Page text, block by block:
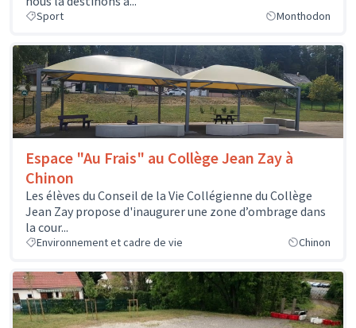
Sport Monthodon
Espace "Au Frais" au Collège Jean Zay à
Chinon
Les élèves du Conseil de la Vie Collégienne du Collège
Jean Zay propose d'inaugurer une zone d’ombrage dans
la cour...
Environnement et cadre de vie Chinon